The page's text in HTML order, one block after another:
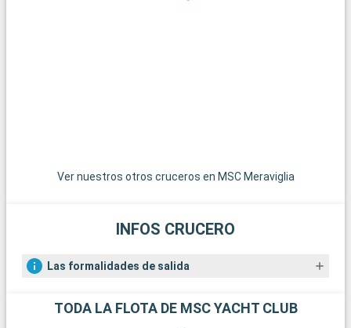
famosas regatas. Por último, los aficionados a la historia
Ver nuestros otros cruceros en MSC Meraviglia
INFOS CRUCERO
Las formalidades de salida
TODA LA FLOTA DE MSC YACHT CLUB